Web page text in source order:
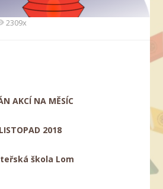
2309x
AKCÍ NA MĚSÍC
LISTOPAD 2018
škola Lom